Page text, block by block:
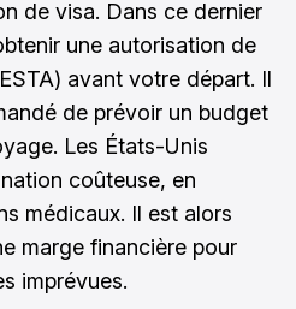
de visa. Dans ce dernier
une autorisation de
avant votre départ. Il
de prévoir un budget
Les États-Unis
coûteuse, en
médicaux. Il est alors
marge financière pour
imprévues.